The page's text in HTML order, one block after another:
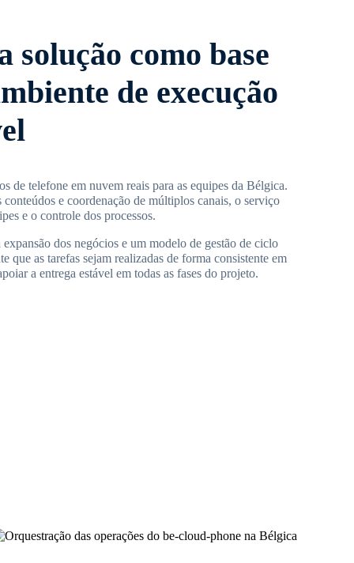
solução como base
de execução
de telefone em nuvem reais para as equipes da Bélgica.
e coordenação de múltiplos canais, o serviço
e o controle dos processos.
dos negócios e um modelo de gestão de ciclo
que as tarefas sejam realizadas de forma consistente em
a entrega estável em todas as fases do projeto.